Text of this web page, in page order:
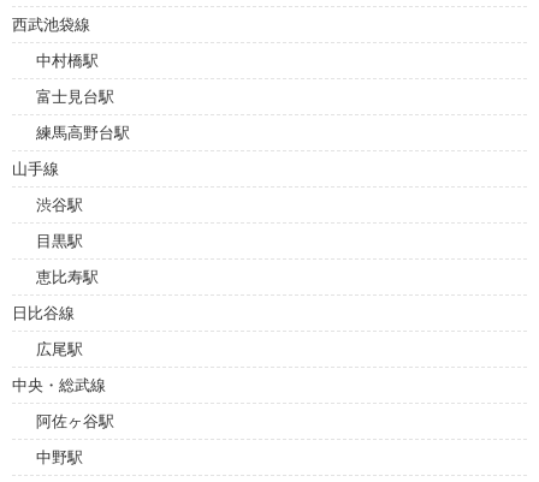
西武池袋線
中村橋駅
富士見台駅
練馬高野台駅
山手線
渋谷駅
目黒駅
恵比寿駅
日比谷線
広尾駅
中央・総武線
阿佐ヶ谷駅
中野駅